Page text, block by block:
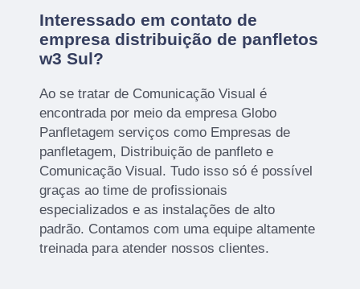
Interessado em contato de
empresa distribuição de panfletos
w3 Sul?
Ao se tratar de Comunicação Visual é
encontrada por meio da empresa Globo
Panfletagem serviços como Empresas de
panfletagem, Distribuição de panfleto e
Comunicação Visual. Tudo isso só é possível
graças ao time de profissionais
especializados e as instalações de alto
padrão. Contamos com uma equipe altamente
treinada para atender nossos clientes.